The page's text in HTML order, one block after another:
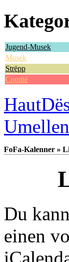
Jugend-Musek
Musek
Strëpp
Comité
Haut
Umellen
FoFa-Kalenner »
Du
einen